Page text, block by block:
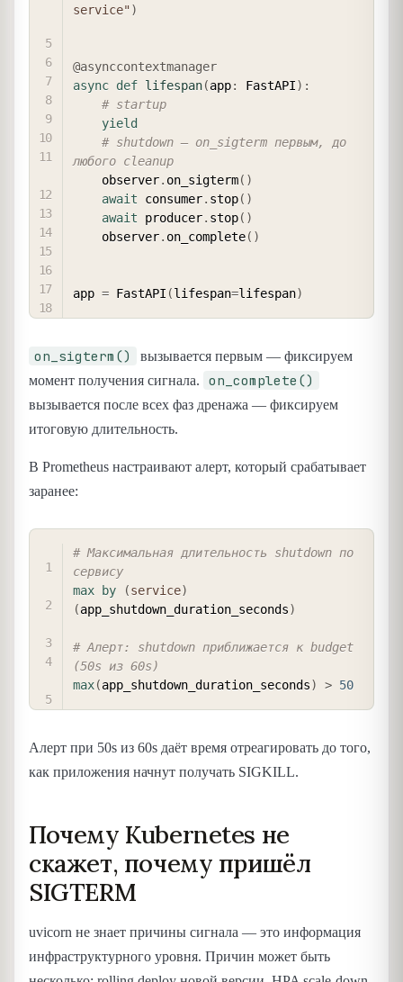
service")
@asynccontextmanager
async def lifespan(app: FastAPI) :
# startup
yield
# shutdown — on_sigterm первым, до
любого cleanup
    observer
. on_sigterm( )
await consumer. stop( )
await producer. stop( )
    observer
. on_complete( )
app = FastAPI (lifespan=lifespan)
on_sigterm()
вызывается первым — фиксируем
момент получения сигнала.
on_complete()
вызывается после всех фаз дренажа — фиксируем
итоговую длительность.
В Prometheus настраивают алерт, который срабатывает
заранее:
# Максимальная длительность shutdown по
сервису
max
by (service)
(app_shutdown_duration_seconds)
# Алерт: shutdown приближается к budget
(50s из 60s)
max(app_shutdown_duration_seconds) > 50
Алерт при 50s из 60s даёт время отреагировать до того,
как приложения начнут получать SIGKILL.
Почему Kubernetes не
скажет, почему пришёл
SIGTERM
uvicorn не знает причины сигнала — это информация
инфраструктурного уровня. Причин может быть